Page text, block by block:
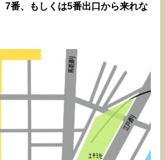
7番、もしくは5番出口から来れな